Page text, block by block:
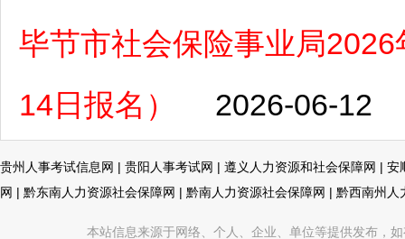
毕节市社会保险事业局
14日报名）
2026-06-12
贵州人事考试信息网 | 贵阳人事考试网 | 遵义人力资源和社会保障网 | 安
网 | 黔东南人力资源社会保障网 | 黔南人力资源社会保障网 | 黔西南州人
本站信息来源于网络、个人、企业、单位等提供发布，